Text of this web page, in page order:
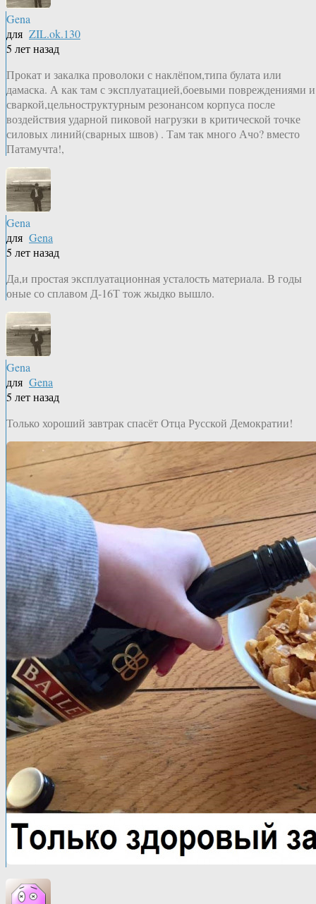
Gena
для ZIL.ok.130
5 лет назад
Прокат и закалка проволоки с наклёпом,типа булата или
дамаска. А как там с эксплуатацией,боевыми повреждениями и
сваркой,цельноструктурным резонансом корпуса после
воздействия ударной пиковой нагрузки в критической точке
силовых линий(сварных швов) . Там так много Ачо? вместо
Патамучта!,
Gena
для Gena
5 лет назад
Да,и простая эксплуатационная усталость материала. В годы
оные со сплавом Д-16Т тож жыдко вышло.
Gena
для Gena
5 лет назад
Только хороший завтрак спасёт Отца Русской Демократии!